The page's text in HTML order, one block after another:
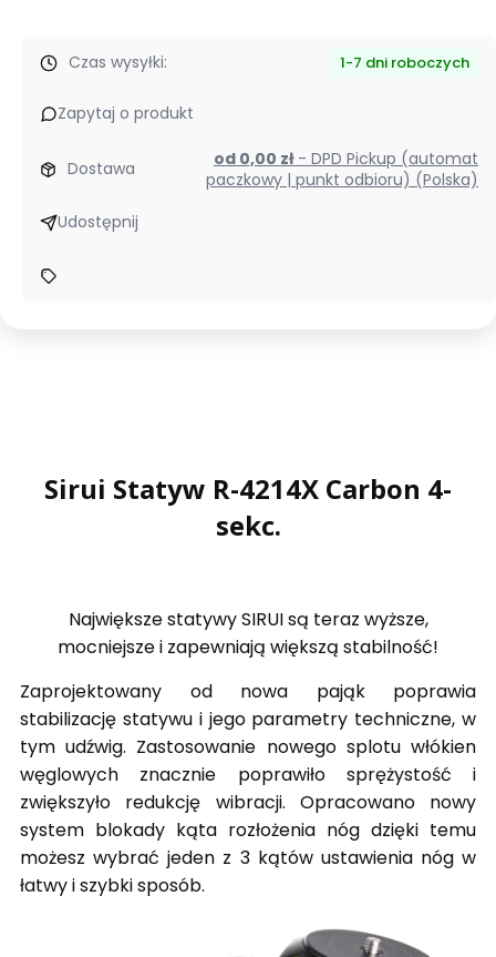
Czas wysyłki: 1-7 dni roboczych
Zapytaj o produkt
Dostawa od 0,00 zł - DPD Pickup (automat
paczkowy | punkt odbioru) (Polska)
Udostępnij
Sirui Statyw R-4214X Carbon 4-
sekc.
Największe statywy SIRUI są teraz wyższe,
mocniejsze i zapewniają większą stabilność!
Zaprojektowany od nowa pająk poprawia
stabilizację statywu i jego parametry techniczne, w
tym udźwig. Zastosowanie nowego splotu włókien
węglowych znacznie poprawiło sprężystość i
zwiększyło redukcję wibracji. Opracowano nowy
system blokady kąta rozłożenia nóg dzięki temu
możesz wybrać jeden z 3 kątów ustawienia nóg w
łatwy i szybki sposób.